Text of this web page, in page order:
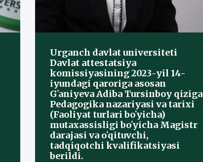
Urganch davlat universiteti
Davlat attestatsiya
komissiyasining 2023-yil 14-
iyundagi qaroriga asosan
Gʻaniyeva Adiba Tursinboy qiziga
Pedagogika nazariyasi va tarixi
(Faoliyat turlari boʻyicha)
mutaxassisligi boʻyicha Magistr
darajasi va oʻqituvchi,
tadqiqotchi kvalifikatsiyasi
berildi.